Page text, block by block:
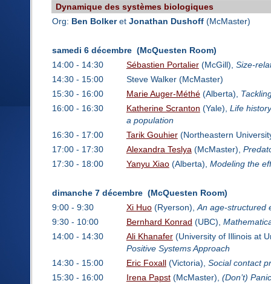
Dynamique des systèmes biologiques
Org: Ben Bolkeret Jonathan Dushoff(McMaster)
samedi 6 décembre (McQuesten Room)
14:00 - 14:30
Sébastien Portalier(McGill), Size-
14:30 - 15:00
Steve Walker (McMaster)
15:30 - 16:00
Marie Auger-Méthé(Alberta),
16:00 - 16:30
Katherine Scranton (Yale), Life
a population
16:30 - 17:00
Tarik Gouhier(Northeastern
17:00 - 17:30
Alexandra Teslya(McMaster),
17:30 - 18:00
Yanyu Xiao(Alberta), Modeling the
dimanche 7 décembre (McQuesten Room)
9:00 - 9:30
Xi Huo(Ryerson),An age-structured
9:30 - 10:00
Bernhard Konrad (UBC),
14:00 - 14:30
Ali Khanafer(University of Illinois at
Positive Systems Approach
14:30 - 15:00
Eric Foxall(Victoria), Social contact
15:30 - 16:00
Irena Papst(McMaster), (Don’t)